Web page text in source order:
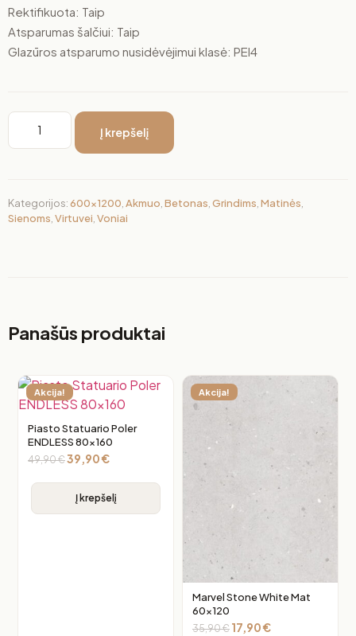
Rektifikuota: Taip
Atsparumas šalčiui: Taip
Glazūros atsparumo nusidėvėjimui klasė: PEI4
Į krepšelį
Kategorijos:600x1200 Akmuo Betonas Grindims Matinės
Sienoms Virtuvei Voniai
Panašūs produktai
Akcija!
Piasto Statuario Poler
ENDLESS 80×160
49,90€39,90€
Į krepšelį
Akcija!
Marvel Stone White Mat
60×120
35,90€ 17,90€